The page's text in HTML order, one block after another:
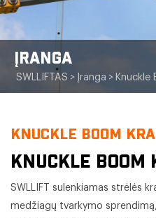
ĮRANGA
SWLLIFTAS > Įranga > Knuckle
KNUCKLE BOOM
KNUCKLE BOOM
SWLLIFT sulenkiamas strėlės
medžiagų tvarkymo